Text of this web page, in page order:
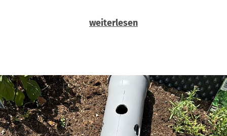
weiterlesen